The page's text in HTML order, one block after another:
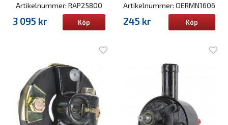
Artikelnummer: RAP25800
3 095 kr Köp
Artikelnummer: OERMN1606
245 kr Köp